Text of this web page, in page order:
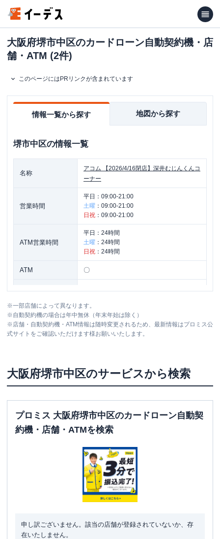
大阪府堺市中区のカードローン自動契約機・店
舗・ATM (2件)
このページにはPRリンクが含まれています
情報一覧から探す 地図から探す
堺市中区の情報一覧
名称
アコム
【2026/4/16閉店】深井むじんくんコ
ーナー
営業時間
平日： 09:00-21:00
土曜 ： 09:00-21:00
日祝 ： 09:00-21:00
ATM営業時間
平日： 24時間
土曜 ： 24時間
日祝 ： 24時間
ATM 〇
住所
大阪府堺市中区深井沢町３２６８-２ ト
ラストビル１Ｆ
営業時間
平日：09:00-21:00
土曜：09:00-21:00
ATM営業時間
平日：-
土曜 ：-
日祝：-
✕
✕
大阪府堺市中区深井沢町３２８３ 深井
駅前ビル２Ｆ
※一部店舗によって異なります。
※自動契約機の場合は年中無休（年末年始は除く）
※店舗・自動契約機・ATM情報は随時変更されるため、最新情報はプロミス公
式サイトをご確認いただけます様お願いいたします。
大阪府堺市中区のサービスから検索
プロミス 大阪府堺市中区のカードローン自動契
約機・店舗・ATMを検索
申し訳ございません。該当の店舗が登録されていないか、存
在いたしません。